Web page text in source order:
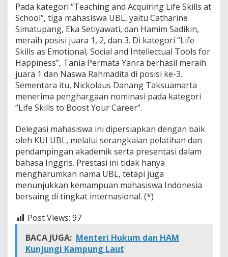
a
l
d
i
R
u
s
a
Pada kategori “Teaching and Acquiring Life Skills at
School”, tiga mahasiswa UBL, yaitu Catharine
Simatupang, Eka Setiyawati, dan Hamim Sadikin,
meraih posisi juara 1, 2, dan 3. Di kategori “Life
Skills as Emotional, Social and Intellectual Tools for
Happiness”, Tania Permata Yanra berhasil meraih
juara 1 dan Naswa Rahmadita di posisi ke-3.
Sementara itu, Nickolaus Danang Taksuamarta
menerima penghargaan nominasi pada kategori
“Life Skills to Boost Your Career”.
Delegasi mahasiswa ini dipersiapkan dengan baik
oleh KUI UBL, melalui serangkaian pelatihan dan
pendampingan akademik serta presentasi dalam
bahasa Inggris. Prestasi ini tidak hanya
mengharumkan nama UBL, tetapi juga
menunjukkan kemampuan mahasiswa Indonesia
bersaing di tingkat internasional. (*)
Post Views: 97
BACA JUGA: Menteri Hukum dan HAM
Kunjungi Kampung Laut